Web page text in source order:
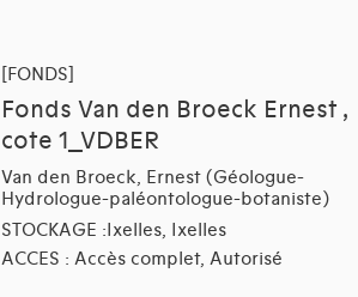
[FONDS]
Fonds Van den Broeck Ernest ,
cote 1_VDBER
Van den Broeck, Ernest (Géologue-
Hydrologue-paléontologue-botaniste)
STOCKAGE :Ixelles, Ixelles
ACCES : Accès complet, Autorisé